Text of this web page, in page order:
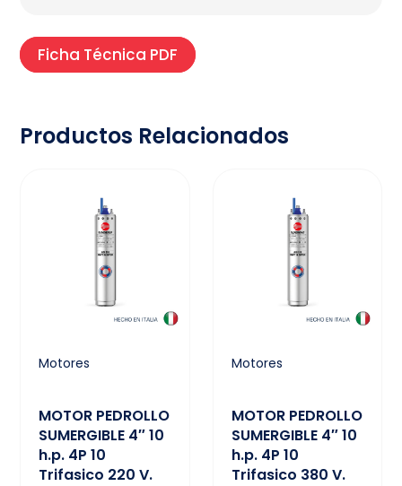
Ficha Técnica PDF
Productos Relacionados
Motores
MOTOR PEDROLLO
SUMERGIBLE 4″ 10
h.p. 4P 10
Trifasico 220 V.
Motores
MOTOR PEDROLLO
SUMERGIBLE 4″ 10
h.p. 4P 10
Trifasico 380 V.